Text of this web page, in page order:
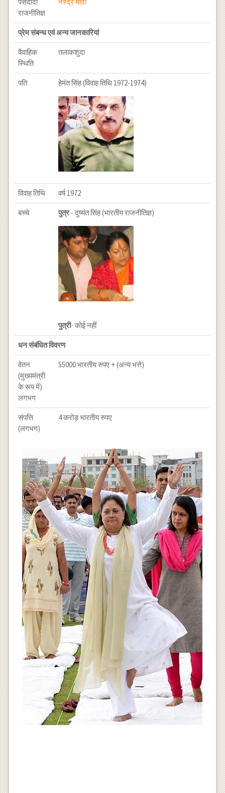
राजनीतिज्ञ
प्रेम संबन्ध एवं अन्य जानकारियां
वैवाहिक
स्थिति
तलाकशुदा
पति हेमंत सिंह (विवाह तिथि 1972-1974)
विवाह तिथि वर्ष 1972
बच्चे पुत्र- दुष्यंत सिंह (भारतीय राजनीतिज्ञ)
पुत्री- कोई नहीं
धन संबंधित विवरण
वेतन
(मुख्यमंत्री
के रूप में)
लगभग
55000 भारतीय रुपए + (अन्य भत्ते)
संपत्ति
(लगभग)
4 करोड़ भारतीय रुपए